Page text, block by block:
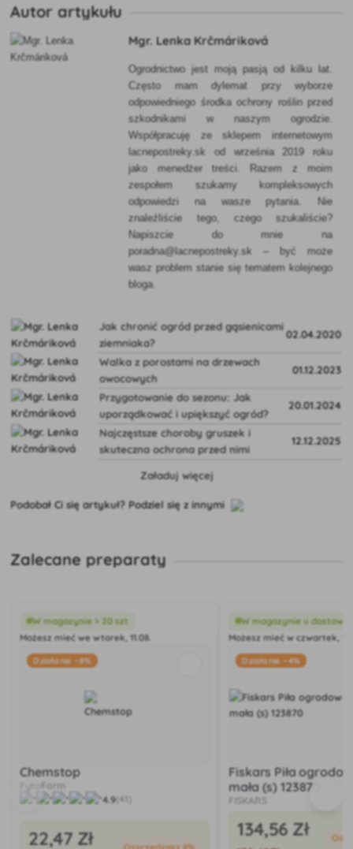
Autor artykułu
Mgr. Lenka Krčmáriková
Ogrodnictwo jest moją pasją od kilku lat.
Często mam dylemat przy wyborze
odpowiedniego środka ochrony roślin przed
szkodnikami w naszym ogrodzie.
Współpracuję ze sklepem internetowym
lacnepostreky.sk od września 2019 roku
jako menedżer treści. Razem z moim
zespołem szukamy kompleksowych
odpowiedzi na wasze pytania. Nie
znaleźliście tego, czego szukaliście?
Napiszcie do mnie na
poradna@lacnepostreky.sk – być może
wasz problem stanie się tematem kolejnego
bloga.
Jak chronić ogród przed gąsienicami
ziemniaka?
02.04.2020
Walka z porostami na drzewach
owocowych
01.12.2023
Przygotowanie do sezonu: Jak
uporządkować i upiększyć ogród?
20.01.2024
Najczęstsze choroby gruszek i
skuteczna ochrona przed nimi
12.12.2025
Załaduj więcej
Podobał Ci się artykuł? Podziel się z innymi
Zalecane preparaty
W magazynie > 20 szt
Możesz mieć we wtorek, 11.08.
Działanie −8%
Chemstop
FytoFarm
4.9(41)
22,47 Zł
W magazynie u
Możesz mieć w czwartek,
Działanie −4%
Fiskars Piła
mała (s) 123870
FISKARS
134,56 Zł